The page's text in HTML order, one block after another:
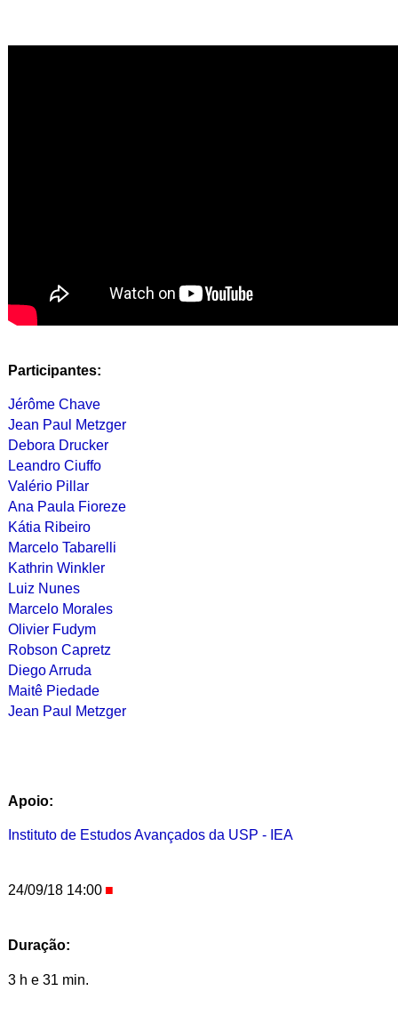
Participantes:
Jérôme Chave
Jean Paul Metzger
Debora Drucker
Leandro Ciuffo
Valério Pillar
Ana Paula Fioreze
Kátia Ribeiro
Marcelo Tabarelli
Kathrin Winkler
Luiz Nunes
Marcelo Morales
Olivier Fudym
Robson Capretz
Diego Arruda
Maitê Piedade
Jean Paul Metzger
Apoio:
Instituto de Estudos Avançados da USP - IEA
24/09/18 14:00
Duração:
3 h e 31 min.